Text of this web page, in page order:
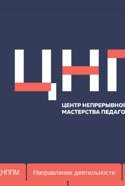
Направление деятельности